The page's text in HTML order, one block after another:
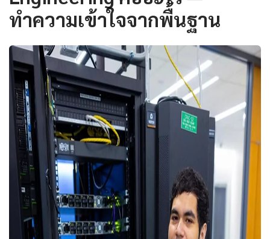
ทำความเข้าใจจากพื้นฐาน